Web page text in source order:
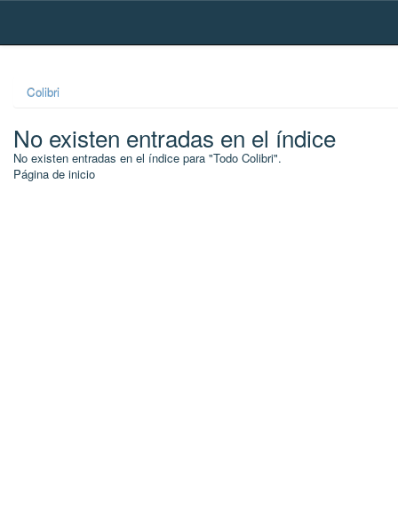
Skip
Colibri
No existen entradas en el índice
No existen entradas en el índice para "Todo Colibri".
Página de inicio